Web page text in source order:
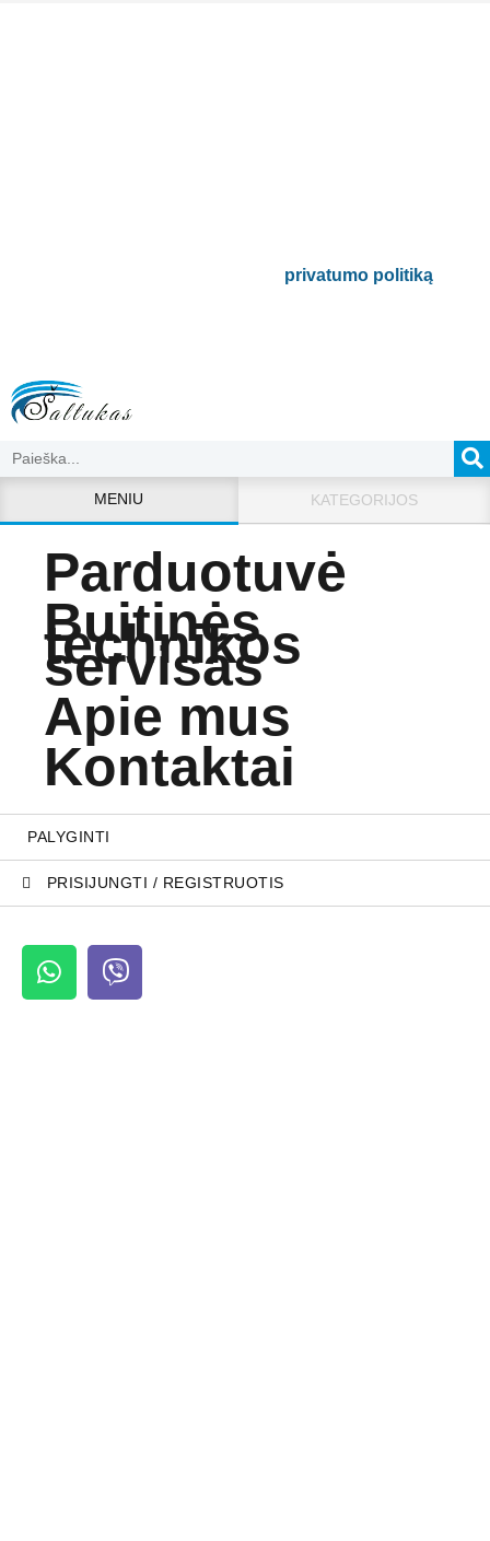
privatumo politiką.
MENIU KATEGORIJOS
Parduotuvė
Buitinės
technikos
servisas
Apie mus
Kontaktai
PALYGINTI
PRISIJUNGTI / REGISTRUOTIS